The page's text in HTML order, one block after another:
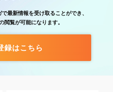
最新情報を受け取ることができ、
閲覧が可能になります。
録はこちら